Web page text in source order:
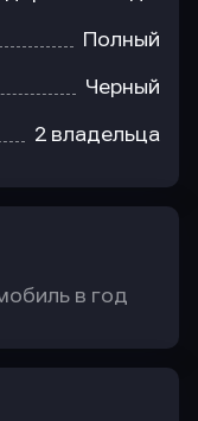
Полный
Черный
2 владельца
в год